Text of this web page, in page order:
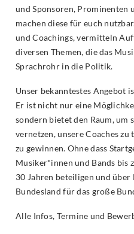
und Sponsoren, Prominenten
machen diese für euch
und Coachings, vermitteln
diversen Themen, die das
Sprachrohr in die Politik.
Unser bekanntestes Angebot
Er ist nicht nur eine
sondern bietet den Raum, um
vernetzen, unsere Coaches
zu gewinnen. Ohne dass
Musiker*innen und Bands bis
30 Jahren beteiligen und
Bundesland für das große
Alle Infos, Termine und